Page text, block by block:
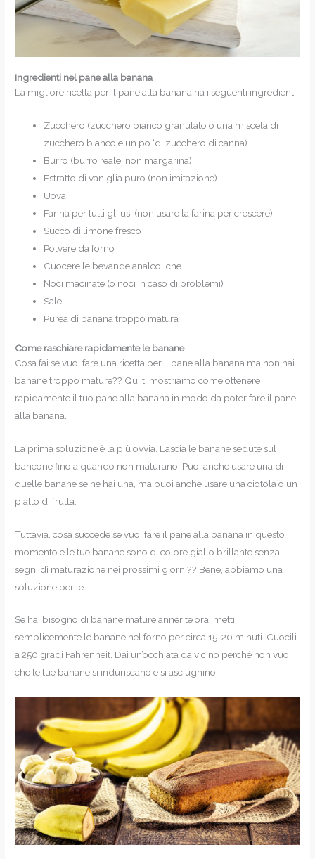
Ingredienti nel pane alla banana
La migliore ricetta per il pane alla banana ha i seguenti ingredienti.
Zucchero (zucchero bianco granulato o una miscela di
zucchero bianco e un po ‘di zucchero di canna)
Burro (burro reale, non margarina)
Estratto di vaniglia puro (non imitazione)
Uova
Farina per tutti gli usi (non usare la farina per crescere)
Succo di limone fresco
Polvere da forno
Cuocere le bevande analcoliche
Noci macinate (o noci in caso di problemi)
Sale
Purea di banana troppo matura
Come raschiare rapidamente le banane
Cosa fai se vuoi fare una ricetta per il pane alla banana ma non hai
banane troppo mature?? Qui ti mostriamo come ottenere
rapidamente il tuo pane alla banana in modo da poter fare il pane
alla banana.
La prima soluzione è la più ovvia. Lascia le banane sedute sul
bancone fino a quando non maturano. Puoi anche usare una di
quelle banane se ne hai una, ma puoi anche usare una ciotola o un
piatto di frutta.
Tuttavia, cosa succede se vuoi fare il pane alla banana in questo
momento e le tue banane sono di colore giallo brillante senza
segni di maturazione nei prossimi giorni?? Bene, abbiamo una
soluzione per te.
Se hai bisogno di banane mature annerite ora, metti
semplicemente le banane nel forno per circa 15-20 minuti. Cuocili
a 250 gradi Fahrenheit. Dai un’occhiata da vicino perché non vuoi
che le tue banane si induriscano e si asciughino.